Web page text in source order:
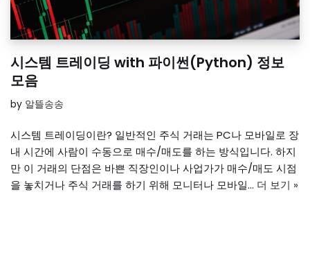
시스템 트레이딩 with 파이썬(Python) 정보
모음
by 알뜰송송
시스템 트레이딩이란? 일반적인 주식 거래는 PC나 모바일로 장
내 시간에 사람이 수동으로 매수/매도를 하는 방식입니다. 하지
만 이 거래의 단점은 바쁜 직장인이나 사업가가 매수/매도 시점
을 놓치거나 주식 거래를 하기 위해 모니터나 모바일… 더 보기 »